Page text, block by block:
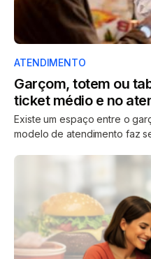
ATENDIMENTO
Garçom, totem ou
ticket médio e no
Existe um espaço entre o
modelo de atendimento faz